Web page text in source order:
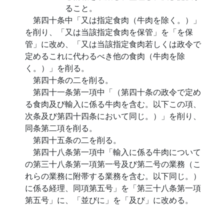
ること。
第四十条中「又は指定食肉（牛肉を除く。）」
を削り、「又は当該指定食肉を保管」を「を保
管」に改め、「又は当該指定食肉若しくは政令で
定めるこれに代わるべき他の食肉（牛肉を除
く。）」を削る。
第四十条の二を削る。
第四十一条第一項中「（第四十条の政令で定め
る食肉及び輸入に係る牛肉を含む。以下この項、
次条及び第四十四条において同じ。）」を削り、
同条第二項を削る。
第四十五条の二を削る。
第四十八条第一項中「輸入に係る牛肉について
の第三十八条第一項第一号及び第二号の業務（こ
れらの業務に附帯する業務を含む。以下同じ。）
に係る経理、同項第五号」を「第三十八条第一項
第五号」に、「並びに」を「及び」に改める。